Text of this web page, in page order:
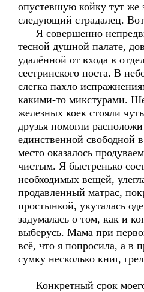
опустевшую койку тут же
следующий страдалец.
Я совершенно
тесной душной палате,
удалённой от входа в
сестринского поста. В
слегка пахло
какими-то микстурами.
железных коек стояли
друзья помогли
единственной свободной
место оказалось
чистым. Я быстренько
необходимых вещей,
продавленный матрас,
простынкой, укуталась
задумалась о том, как и
выберусь. Мама при
всё, что я попросила, а в
сумку несколько книг,
Конкретный срок